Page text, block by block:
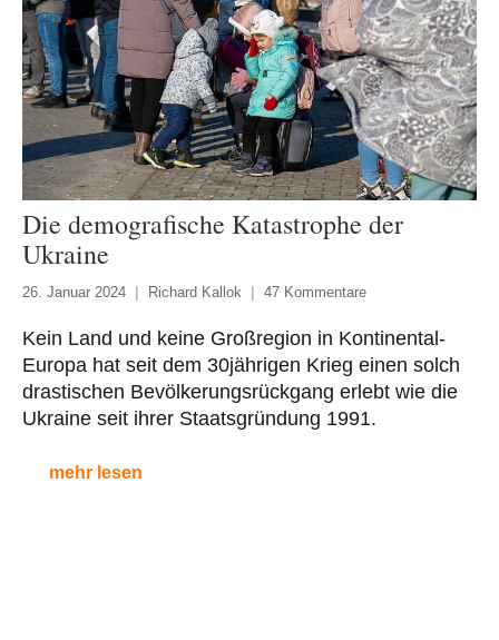
Die demografische Katastrophe der
Ukraine
26. Januar 2024 Richard Kallok 47 Kommentare
Kein Land und keine Großregion in Kontinental-
Europa hat seit dem 30jährigen Krieg einen solch
drastischen Bevölkerungsrückgang erlebt wie die
Ukraine seit ihrer Staatsgründung 1991.
mehr lesen